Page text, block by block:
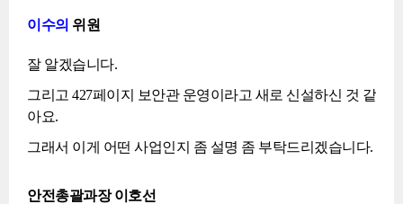
이수의 위원
잘 알겠습니다.
그리고 427페이지 보안관 운영이라고 새로 신설하신 것 같
아요.
그래서 이게 어떤 사업인지 좀 설명 좀 부탁드리겠습니다.
안전총괄과장 이호선